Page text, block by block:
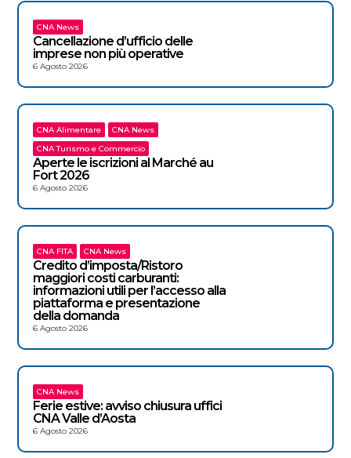
CNA News
Cancellazione d’ufficio delle
imprese non più operative
6 Agosto 2026
CNA Alimentare
CNA News
CNA Turismo e Commercio
Aperte le iscrizioni al Marché au
Fort 2026
6 Agosto 2026
CNA FITA CNA News
Credito d’imposta/Ristoro
maggiori costi carburanti:
informazioni utili per l’accesso alla
piattaforma e presentazione
della domanda
6 Agosto 2026
CNA News
Ferie estive: avviso chiusura uffici
CNA Valle d’Aosta
6 Agosto 2026